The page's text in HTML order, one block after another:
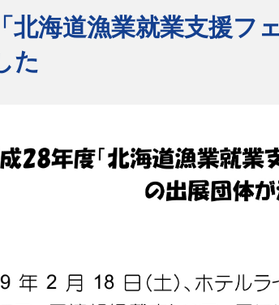
北海道漁業就業支援フ
た